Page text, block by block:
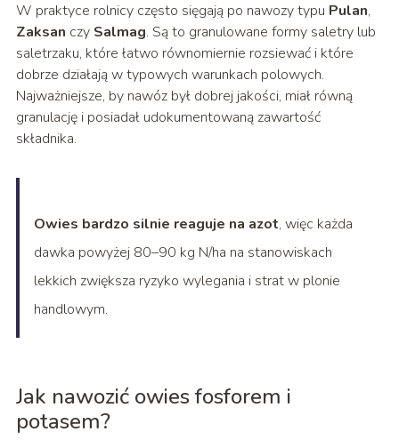
W praktyce rolnicy często sięgają po nawozy typu Pulan,
Zaksan czy Salmag. Są to granulowane formy saletry lub
saletrzaku, które łatwo równomiernie rozsiewać i które
dobrze działają w typowych warunkach polowych.
Najważniejsze, by nawóz był dobrej jakości, miał równą
granulację i posiadał udokumentowaną zawartość
składnika.
Owies bardzo silnie reaguje na azot, więc każda
dawka powyżej 80–90 kg N/ha na stanowiskach
lekkich zwiększa ryzyko wylegania i strat w plonie
handlowym.
Jak nawozić owies fosforem i
potasem?